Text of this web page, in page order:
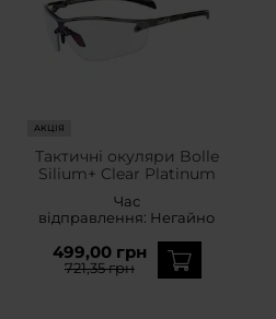
АКЦІЯ
Тактичні окуляри Bolle
Silium+ Clear Platinum
Час
відправлення: Негайно
499,00 грн
721,35 грн